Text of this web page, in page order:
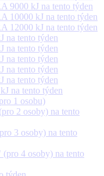
9000 kJ na tento týden
10000 kJ na tento týden
12000 kJ na tento týden
na tento týden
na tento týden
na tento týden
na tento týden
na tento týden
na tento týden
1 osobu)
2 osoby) na tento
3 osoby) na tento
4 osoby) na tento